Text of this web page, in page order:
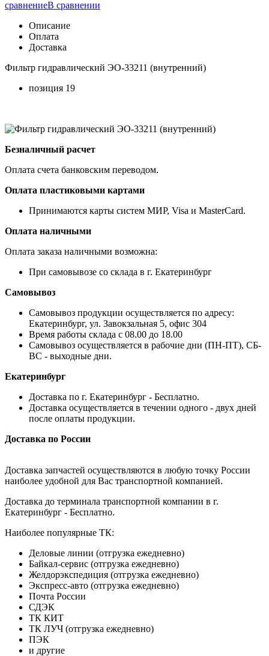
сравнениеВ сравнении
Описание
Оплата
Доставка
Фильтр гидравлический ЭО-33211 (внутренний)
позиция 19
Безналичный расчет
Оплата счета банковским переводом.
Оплата пластиковыми картами
Принимаются карты систем МИР, Visa и MasterCard.
Оплата наличными
Оплата заказа наличными возможна:
При самовывозе со склада в г. Екатеринбург
Самовывоз
Самовывоз продукции осуществляется по адресу:
Екатеринбург, ул. Завокзальная 5, офис 304
Время работы склада с 08.00 до 18.00
Самовывоз осуществляется в рабочие дни (ПН-ПТ), СБ-
ВС - выходные дни.
Екатеринбург
Доставка по г. Екатеринбург - Бесплатно.
Доставка осуществляется в течении одного - двух дней
после оплаты продукции.
Доставка по России
Доставка запчастей осуществляются в любую точку России
наиболее удобной для Вас транспортной компанией.
Доставка до терминала транспортной компании в г.
Екатеринбург - Бесплатно.
Наиболее популярные ТК:
Деловые линии (отгрузка ежедневно)
Байкал-сервис (отгрузка ежедневно)
Желдорэкспедиция (отгрузка ежедневно)
Экспресс-авто (отгрузка ежедневно)
Почта России
СДЭК
ТК КИТ
ТК ЛУЧ (отгрузка ежедневно)
ПЭК
и другие